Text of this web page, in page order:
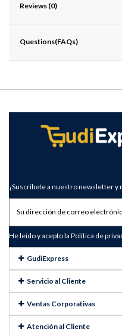
Reviews (0)
Questions(FAQs)
¡Suscribete a nuestro newsletter
He leído y acepto la Política de
GudiExpress
Servicio al Cliente
Ventas Corporativas
Atención al Cliente